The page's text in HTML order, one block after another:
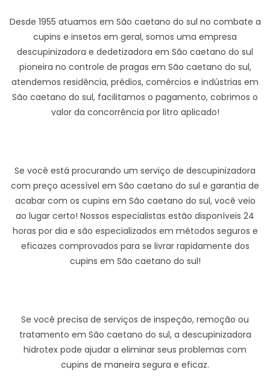
Desde 1955 atuamos em São caetano do sul no combate a
cupins e insetos em geral, somos uma empresa
descupinizadora e dedetizadora em São caetano do sul
pioneira no controle de pragas em São caetano do sul,
atendemos residência, prédios, comércios e indústrias em
São caetano do sul, facilitamos o pagamento, cobrimos o
valor da concorrência por litro aplicado!
Se você está procurando um serviço de descupinizadora
com preço acessível em São caetano do sul e garantia de
acabar com os cupins em São caetano do sul, você veio
ao lugar certo! Nossos especialistas estão disponíveis 24
horas por dia e são especializados em métodos seguros e
eficazes comprovados para se livrar rapidamente dos
cupins em São caetano do sul!
Se você precisa de serviços de inspeção, remoção ou
tratamento em São caetano do sul, a descupinizadora
hidrotex pode ajudar a eliminar seus problemas com
cupins de maneira segura e eficaz.